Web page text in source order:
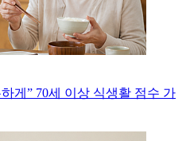
게” 70세 이상 식생활 점수 가